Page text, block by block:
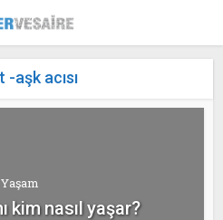
-aşk acısı
Yaşam
kim nasıl yaşar?